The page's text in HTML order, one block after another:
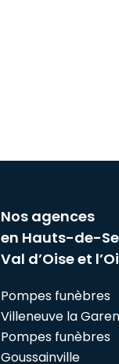
Nos agences
en Hauts-de-
Val d’Oise et
Pompes funèbres
Villeneuve la
Pompes funèbres
Goussainville